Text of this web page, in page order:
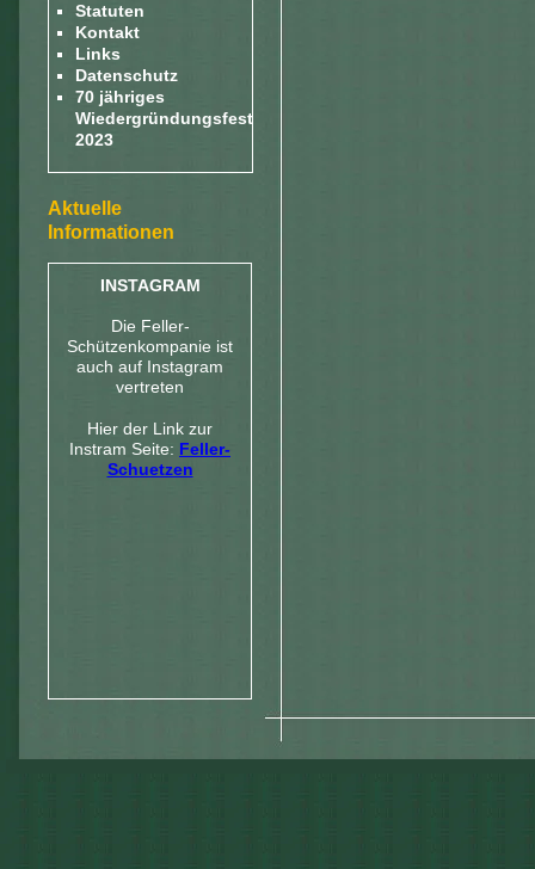
Statuten
Kontakt
Links
Datenschutz
70 jähriges
Wiedergründungsfest
2023
Aktuelle
Informationen
INSTAGRAM
Die Feller-
Schützenkompanie ist
auch auf Instagram
vertreten
Hier der Link zur
Instram Seite: Feller-
Schuetzen